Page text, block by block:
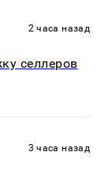
2 часа назад
селлеров
3 часа назад